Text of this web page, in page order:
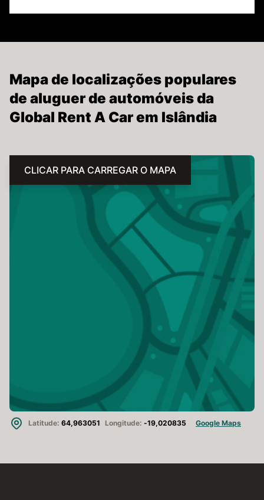
Mapa de localizações populares
de aluguer de automóveis da
Global Rent A Car em Islândia
CLICAR PARA CARREGAR O MAPA
Latitude: 64,963051 Longitude: -19,020835 Google Maps